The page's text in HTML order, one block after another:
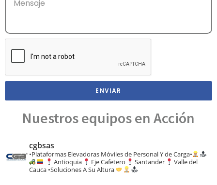
ENVIAR
Nuestros equipos en Acción
cgbsas
•Plataformas Elevadoras Móviles de Personal Y de Carga•
Antioquia
Eje Cafetero Santander
Valle del
Cauca •Soluciones A Su Altura